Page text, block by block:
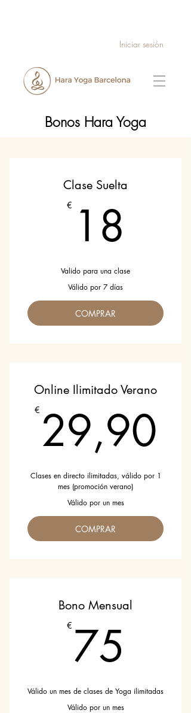
Iniciar sesión
Bonos Hara Yoga
Clase Suelta
€ 18
Valido para una clase
Válido por 7 días
COMPRAR
Online Ilimitado Verano
€ 29,90
Clases en directo ilimitadas, válido por 1
mes (promoción verano)
Válido por un mes
COMPRAR
Bono Mensual
€ 75
Válido un mes de clases de Yoga ilimitadas
Válido por un mes